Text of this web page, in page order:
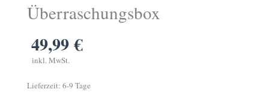
Überraschungsbox
49,99€
inkl. MwSt.
Lieferzeit: 6-9 Tage